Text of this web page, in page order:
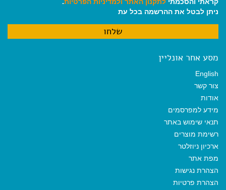
קראתי והסכמתי לתקנון האתר ולמדיניות הפרטיות.
ניתן לבטל את ההרשמה בכל עת
מסע אחר אונליין
English
צור קשר
אודות
מידע למפרסמים
תנאי שימוש באתר
רשימת מוצרים
ארכיון ניוזלטר
מפת אתר
הצהרת נגישות
הצהרת פרטיות